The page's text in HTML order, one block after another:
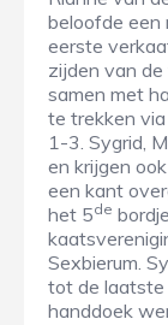
beloofde een
eerste
zijden van
samen met
te trekken
1-3. Sygrid,
en krijgen
een kant
het 5de
Sexbierum.
tot de laatste
handdoek